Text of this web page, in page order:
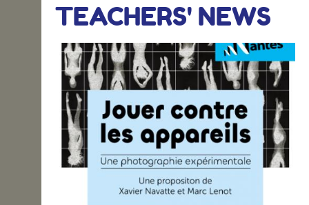
TEACHERS' NEWS